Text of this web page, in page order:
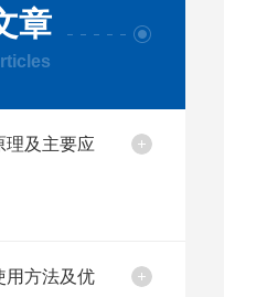
章
理及主要应
用方法及优